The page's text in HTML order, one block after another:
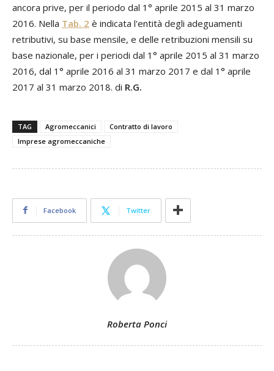
ancora prive, per il periodo dal 1° aprile 2015 al 31 marzo
2016. Nella Tab. 2 è indicata l'entità degli adeguamenti
retributivi, su base mensile, e delle retribuzioni mensili su
base nazionale, per i periodi dal 1° aprile 2015 al 31 marzo
2016, dal 1° aprile 2016 al 31 marzo 2017 e dal 1° aprile
2017 al 31 marzo 2018. di R.G.
TAG Agromeccanici
Contratto di lavoro
Imprese agromeccaniche
Facebook Twitter
Roberta Ponci